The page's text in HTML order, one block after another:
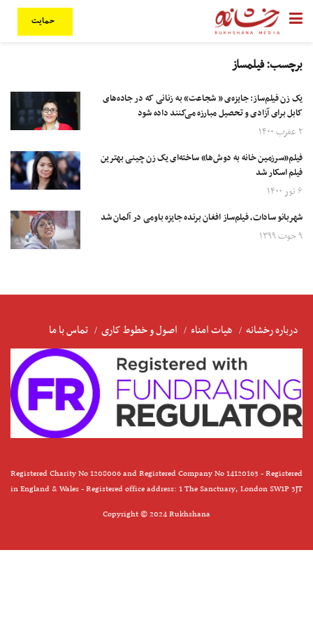
حمایت
برچسب:فیلمساز
یک زن فیلم‌ساز:‌ جایزه‌ی « شجاعت» به زنانی که در جاده‌های
کابل برای آزادی و تحصیل مبارزه می‌کنند داده شود
۲ عقرب ۱۴۰۰
فیلم«سرزمین خانه به دوش‌ها» ساخته‌ای یک زن چینی بهترین
فیلم اسکار شد
۶ ثور ۱۴۰۰
شهربانو سادات، فیلم‌ساز افغان برنده جایزه باومی در آلمان شد
۹ حوت ۱۳۹۹
درباره رخشانه هیات امناء اصول و خطوط کاری تماس با ما
Registered Charity No 1208006 and Registered Company No 14120163 - Registered
in England & Wales - Registered office address: 1 The Sanctuary, London SW1P 3JT
Copyright © 2024 Rukhshana